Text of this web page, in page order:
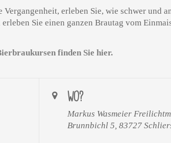
erleben Sie, wie schwer und
Sie einen ganzen Brautag vom
finden Sie hier.
WO?
Markus Wasmeier
Brunnbichl 5, 83727